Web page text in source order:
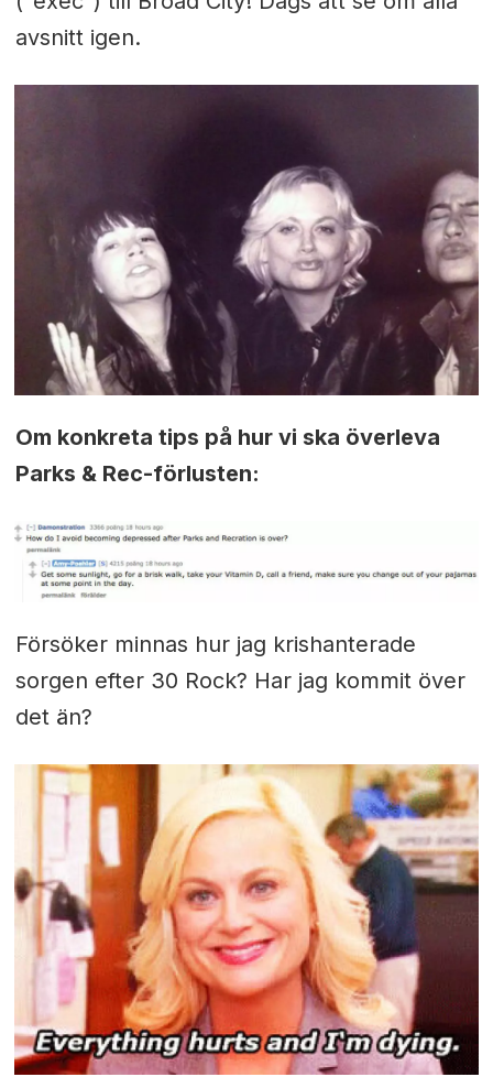
avsnitt igen.
Om konkreta tips på hur vi ska överleva
Parks & Rec-förlusten:
Försöker minnas hur jag krishanterade
sorgen efter 30 Rock? Har jag kommit över
det än?